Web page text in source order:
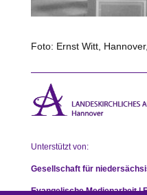
Foto: Ernst Witt,
Unterstützt von:
Gesellschaft für
Evangelische Medienarbeit |